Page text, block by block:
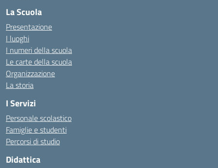
La Scuola
Presentazione
I luoghi
I numeri della scuola
Le carte della scuola
Organizzazione
La storia
I Servizi
Personale scolastico
Famiglie e studenti
Percorsi di studio
Didattica